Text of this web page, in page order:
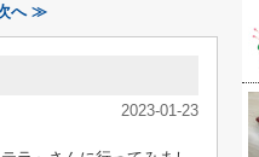
へ ≫
2023-01-23